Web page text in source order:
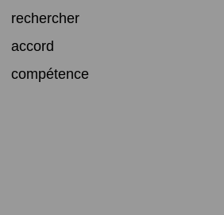
rechercher
accord
compétence